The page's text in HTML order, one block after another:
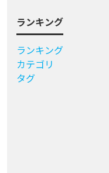
ランキング
ランキング
カテゴリ
タグ